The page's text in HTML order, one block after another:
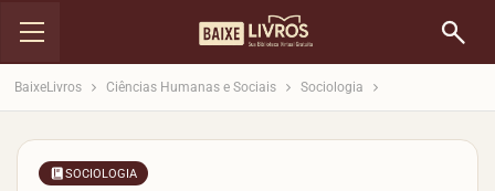
BaixeLivros Ciências Humanas e Sociais Sociologia
SOCIOLOGIA